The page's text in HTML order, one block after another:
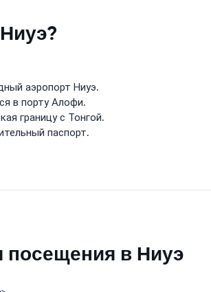
аэропорт Ниуэ.
в порту Алофи.
границу с Тонгой.
паспорт.
посещения в Ниуэ